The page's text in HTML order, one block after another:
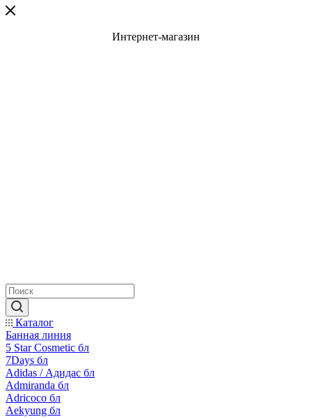
Интернет-магазин
Каталог
Банная линия
5 Star Cosmetic бл
7Days бл
Adidas / Адидас бл
Admiranda бл
Adricoco бл
Aekyung бл